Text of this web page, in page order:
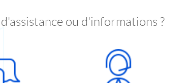
ou d'informations ?